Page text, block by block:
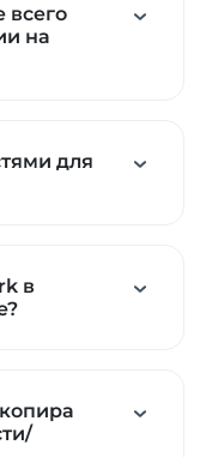
всего
на
для
в